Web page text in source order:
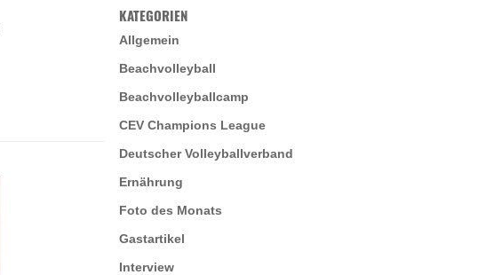
KATEGORIEN
Allgemein
Beachvolleyball
Beachvolleyballcamp
CEV Champions League
Deutscher Volleyballverband
Ernährung
Foto des Monats
Gastartikel
Interview